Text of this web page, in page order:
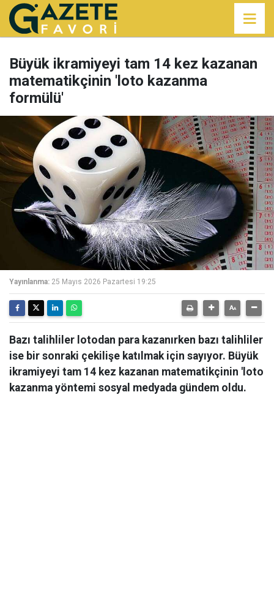
Büyük ikramiyeyi tam 14 kez kazanan
matematikçinin 'loto kazanma
formülü'
Yayınlanma: 25 Mayıs 2026 Pazartesi 19:25
Bazı talihliler lotodan para kazanırken bazı talihliler
ise bir sonraki çekilişe katılmak için sayıyor. Büyük
ikramiyeyi tam 14 kez kazanan matematikçinin 'loto
kazanma yöntemi sosyal medyada gündem oldu.